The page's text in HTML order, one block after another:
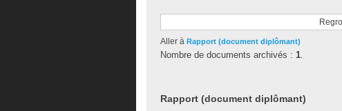
Aller à Rapport (document diplômant)
Nombre de documents archivés : 1.
Rapport (document diplômant)